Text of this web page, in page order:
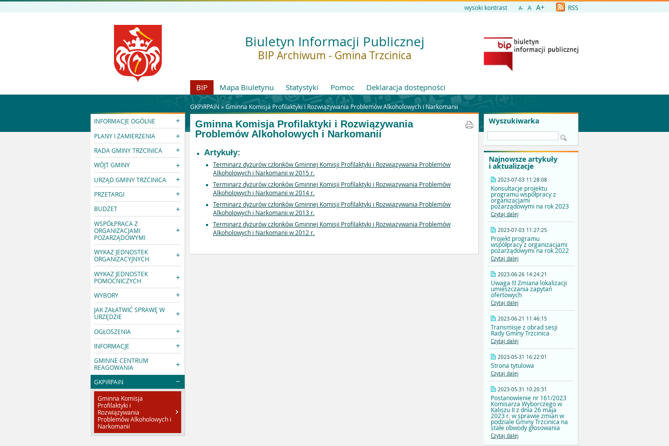
wysoki kontrast A- A A+ RSS
Biuletyn Informacji Publicznej
BIP Archiwum - Gmina Trzcinica
BIP Mapa Biuletynu Statystyki Pomoc Deklaracja dostępności
GKPiRPAiN »Gminna Komisja Profilaktyki i Rozwiązywania Problemów Alkoholowych i Narkomanii
INFORMACJE OGÓLNE
PLANY I ZAMIERZENIA
RADA GMINY TRZCINICA
WÓJT GMINY
URZĄD GMINY TRZCINICA
PRZETARGI
BUDŻET
WSPÓŁPRACA Z
ORGANIZACJAMI
POZARZĄDOWYMI
WYKAZ JEDNOSTEK
ORGANIZACYJNYCH
WYKAZ JEDNOSTEK
POMOCNICZYCH
WYBORY
JAK ZAŁATWIĆ SPRAWĘ W
URZĘDZIE
OGŁOSZENIA
INFORMACJE
GMINNE CENTRUM
REAGOWANIA
GKPiRPAiN
Gminna Komisja
Profilaktyki i
Rozwiązywania
Problemów Alkoholowych i
Narkomanii
Wyszukiwarka
Najnowsze artykuły
i aktualizacje
2023-07-03 11:28:08
Konsultacje projektu
programu współpracy z
organizacjami
pozarządowymi na rok 2023
Czytaj dalej
2023-07-03 11:27:25
Projekt programu
współpracy z organizacjami
pozarządowymi na rok 2022
Czytaj dalej
2023-06-26 14:24:21
Uwaga !!! Zmiana lokalizacji
umieszczania zapytań
ofertowych
Czytaj dalej
2023-06-21 11:46:15
Transmisje z obrad sesji
Rady Gminy Trzcinica
Czytaj dalej
2023-05-31 16:22:01
Strona tytulowa
Czytaj dalej
2023-05-31 10:20:31
Postanowienie nr 161/2023
Komisarza Wyborczego w
Kaliszu II z dnia 26 maja
2023 r. w sprawie zmian w
podziale Gminy Trzcinica na
stałe obwody głosowania
Czytaj dalej
Gminna Komisja Profilaktyki i Rozwiązywania
Problemów Alkoholowych i Narkomanii
Artykuły:
Terminarz dyżurów członków Gminnej Komisji Profilaktyki i Rozwiązywania Problemów
Alkoholowych i Narkomanii w 2015 r.
Terminarz dyżurów członków Gminnej Komisji Profilaktyki i Rozwiązywania Problemów
Alkoholowych i Narkomanii w 2014 r.
Terminarz dyżurów członków Gminnej Komisji Profilaktyki i Rozwiązywania Problemów
Alkoholowych i Narkomanii w 2013 r.
Terminarz dyżurów członków Gminnej Komisji Profilaktyki i Rozwiązywania Problemów
Alkoholowych i Narkomanii w 2012 r.